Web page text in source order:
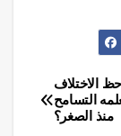
الاختلاف
التسامح
منذ الصغر؟